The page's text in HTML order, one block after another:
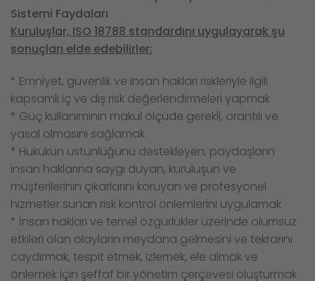
Sistemi Faydaları
Kuruluşlar, ISO 18788 standardını uygulayarak şu
sonuçları elde edebilirler:
* Emniyet, güvenlik ve insan hakları riskleriyle ilgili
kapsamlı iç ve dış risk değerlendirmeleri yapmak
* Güç kullanımının makul ölçüde gerekli, orantılı ve
yasal olmasını sağlamak
* Hukukun üstünlüğünü destekleyen, paydaşların
insan haklarına saygı duyan, kuruluşun ve
müşterilerinin çıkarlarını koruyan ve profesyonel
hizmetler sunan risk kontrol önlemlerini uygulamak
* İnsan hakları ve temel özgürlükler üzerinde olumsuz
etkileri olan olayların meydana gelmesini ve tekrarını
caydırmak, tespit etmek, izlemek, ele almak ve
önlemek için şeffaf bir yönetim çerçevesi oluşturmak